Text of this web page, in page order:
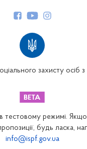
захисту осіб з
тестовому режимі.
будь ласка,
info@ispf.gov.ua